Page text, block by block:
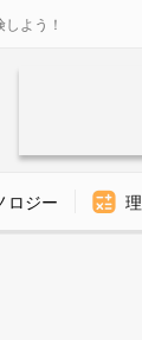
よう！
ロジー